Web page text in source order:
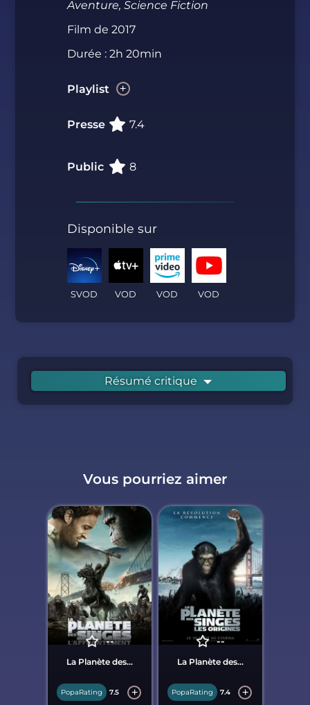
Aventure, Science Fiction
Film de 2017
Durée : 2h 20min
Playlist
Presse 7.4
Public 8
Disponible sur
SVOD VOD VOD VOD
Résumé critique
Vous pourriez aimer
--
La Planète des...
PopaRating 7.5
--
La Planète des...
PopaRating 7.4